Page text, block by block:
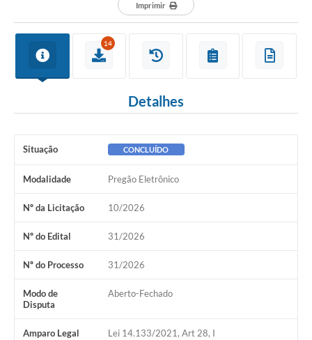
Imprimir
14
Detalhes
Situação CONCLUÍDO
Modalidade Pregão Eletrônico
Nº da Licitação 10/2026
Nº do Edital 31/2026
Nº do Processo 31/2026
Modo de
Disputa
Aberto-Fechado
Amparo Legal Lei 14.133/2021, Art 28, I